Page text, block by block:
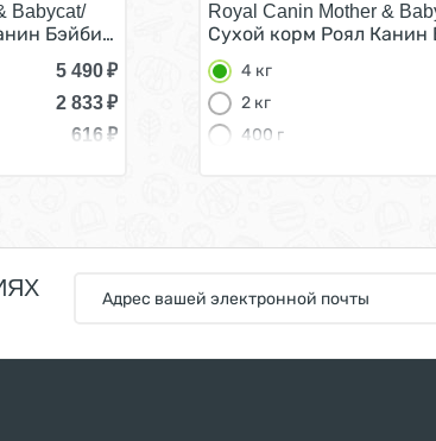
4 месяцев 4 кг
Babycat/
Бэйбикэт для Котят в возрасте от 1 до 4
5 490₽
2 833₽
616 ₽
Royal Canin Mother &
Сухой корм Роял Канин
4 кг
2 кг
400 г